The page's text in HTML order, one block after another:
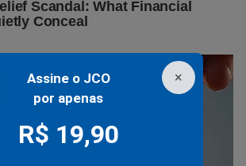
×
Assine o JCO
por apenas
R$ 19,90